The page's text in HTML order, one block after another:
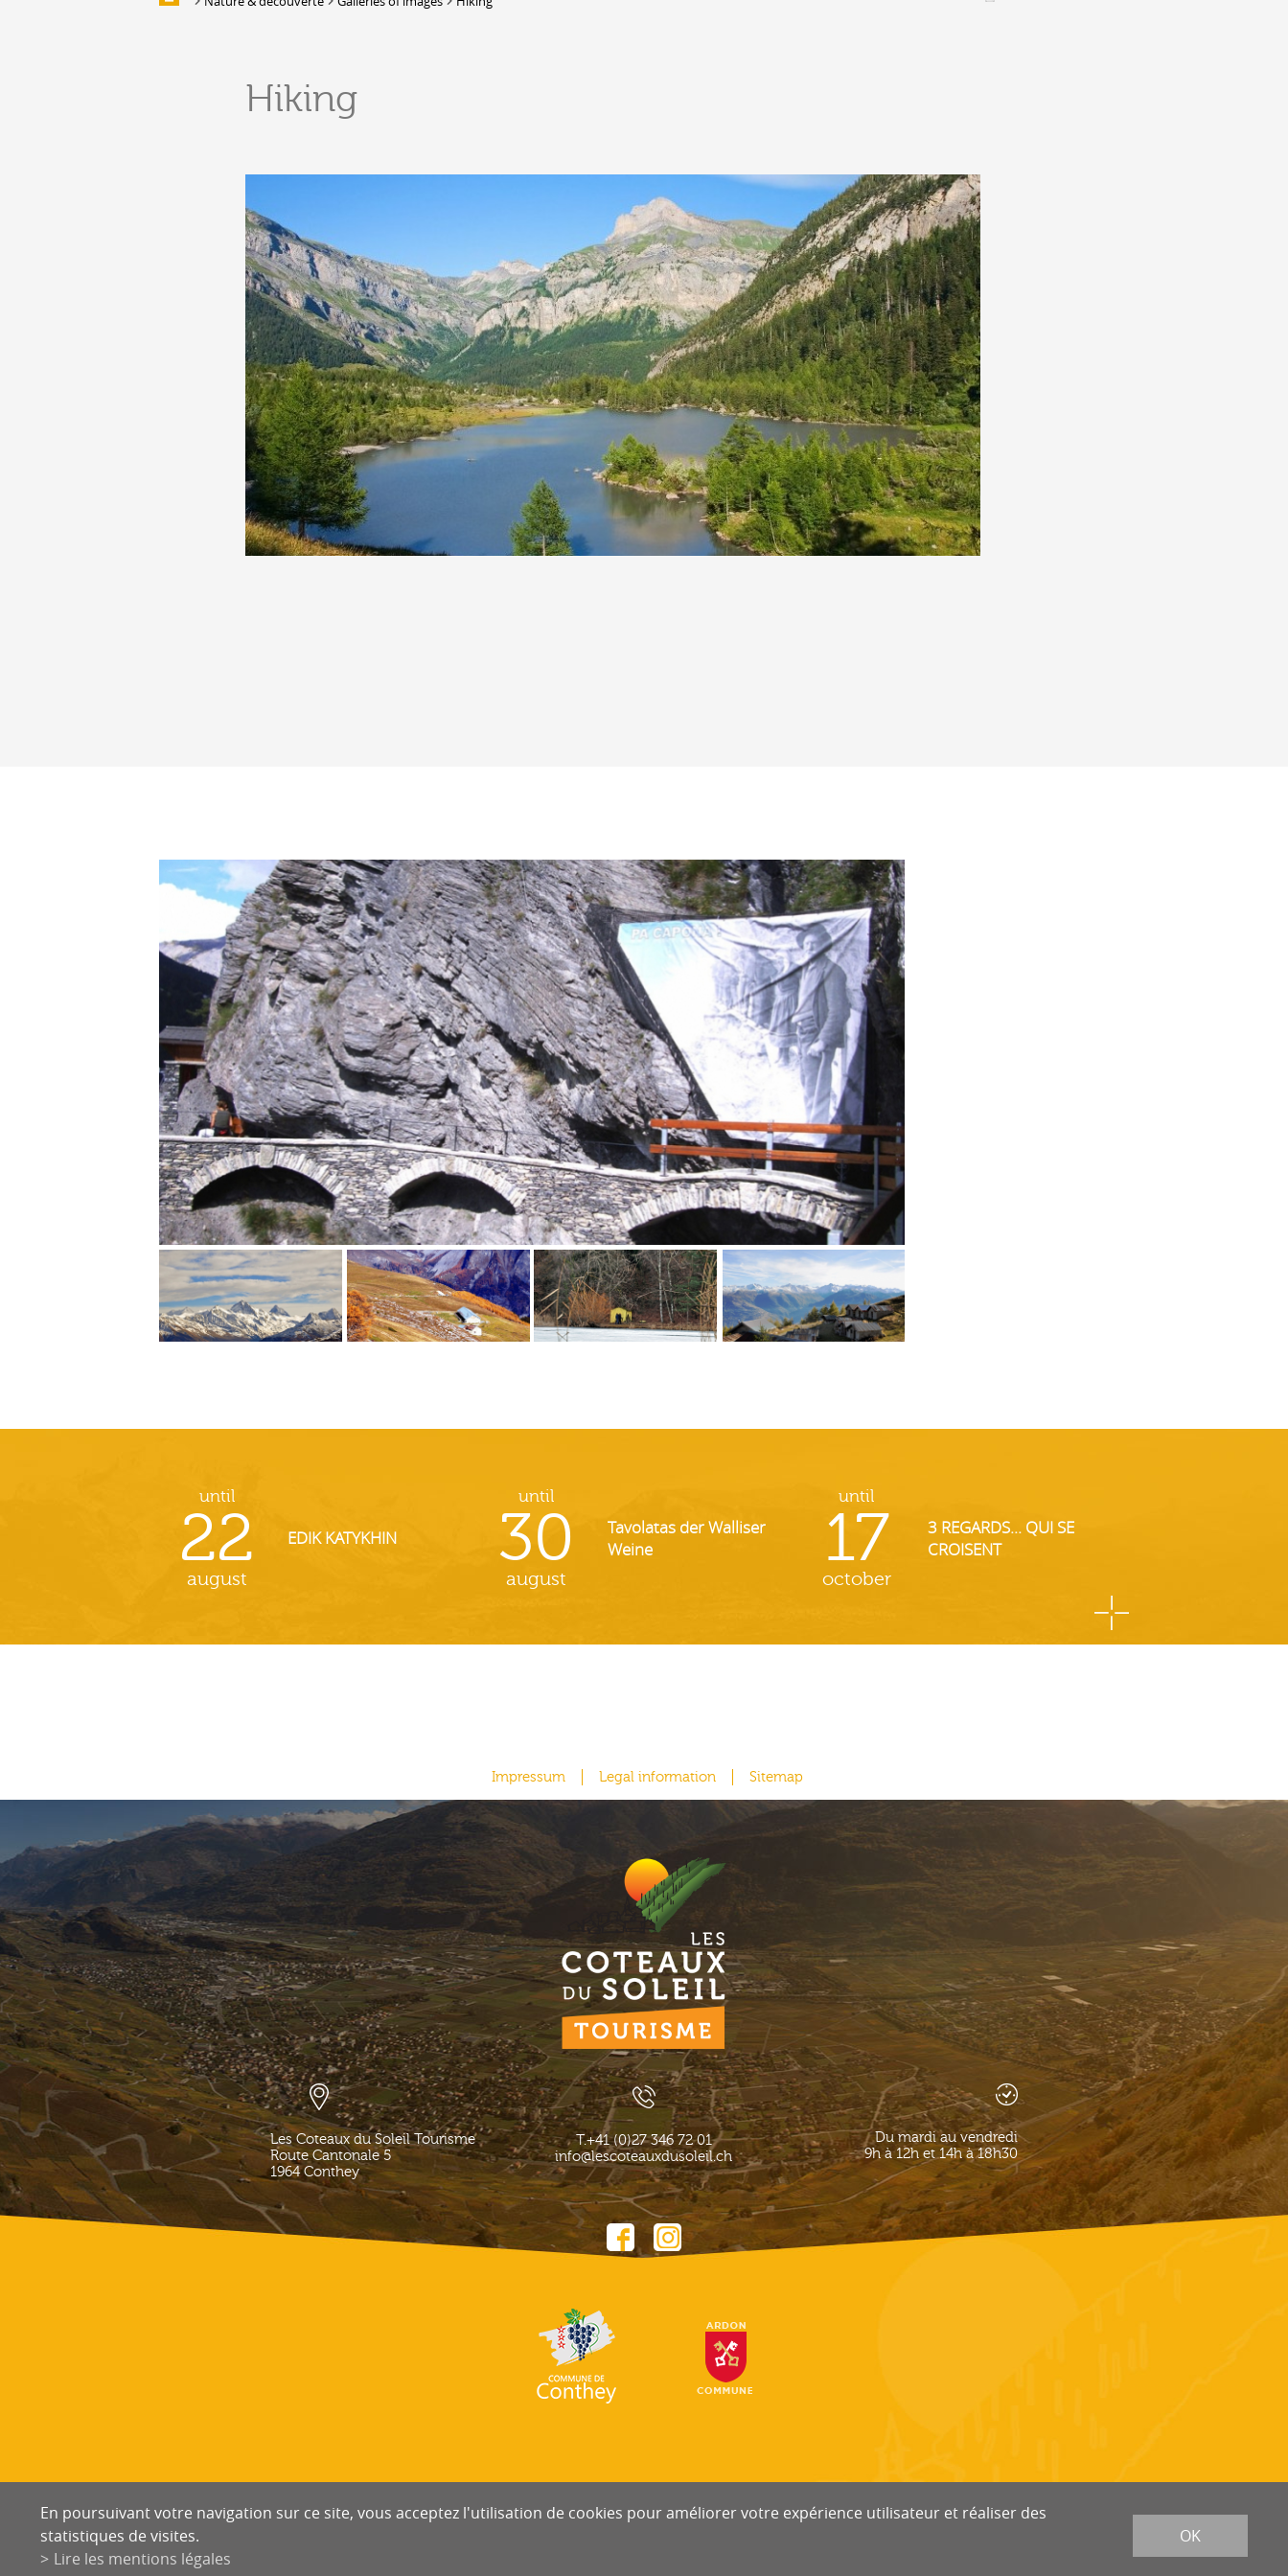
EAT & SLEEP
Accommodation
Caveaux de dégustation
Histoire et légendes
Mayens et alpages
Hébergement
Annoncer une nouvelle société
Lire et/ou s'inscrire à la newsletter
Figurer sur notre newsletter
Boîtes à idées
Hiking
until
22
august
EDIK KATYKHIN
until
30
august
Tavolatas der Walliser
Weine
until
17
october
3 REGARDS... QUI SE
CROISENT
Impressum Legal information Sitemap
Les Coteaux du Soleil Tourisme
Route Cantonale 5
1964 Conthey
T.+41 (0)27 346 72 01
info@lescoteauxdusoleil.ch
Du mardi au vendredi
9h à 12h et 14h à 18h30
En poursuivant votre navigation sur ce site, vous acceptez l'utilisation de cookies pour améliorer votre expérience utilisateur et réaliser des
statistiques de visites.
Lire les mentions légales
OK